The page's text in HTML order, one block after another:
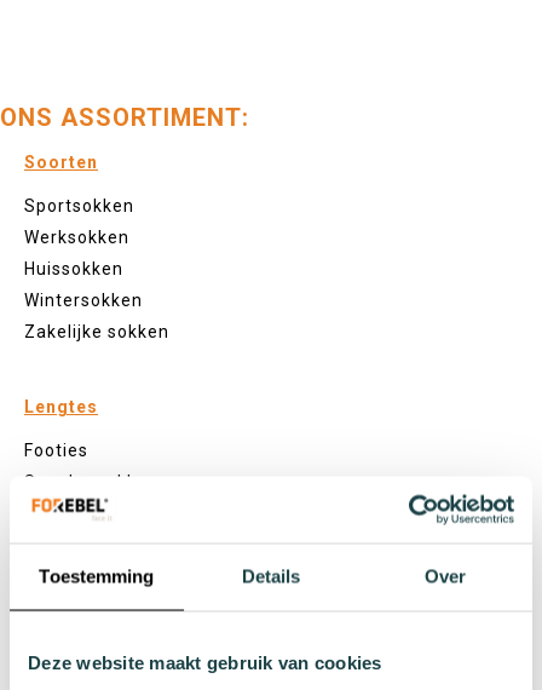
Toestemming Details Over
Deze website maakt gebruik van cookies
ONS ASSORTIMENT:
Soorten
Sportsokken
Werksokken
Huissokken
Wintersokken
Zakelijke sokken
Lengtes
Footies
Sneakersokken
Quarter sokken
Kniekousen
Panty's